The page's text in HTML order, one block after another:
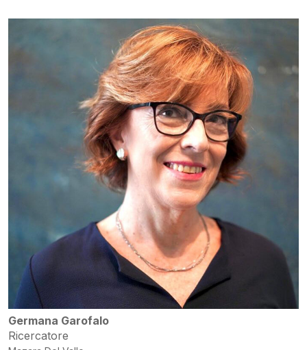
Germana Garofalo
Ricercatore